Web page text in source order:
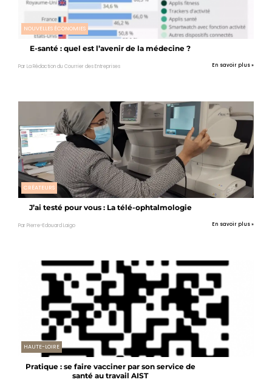
NOUVELLES ÉCONOMIES
E-santé : quel est l’avenir de la médecine ?
Par La Rédaction du Courrier des Entreprises En savoir plus »
CRÉATEURS
J’ai testé pour vous : La télé-ophtalmologie
Par Pierre-Edouard Laigo En savoir plus »
HAUTE-LOIRE
Pratique : se faire vacciner par son service de
santé au travail AIST